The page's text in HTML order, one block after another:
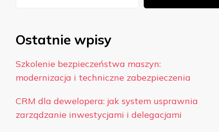
Ostatnie wpisy
Szkolenie bezpieczeństwa maszyn:
modernizacja i techniczne zabezpieczenia
CRM dla dewelopera: jak system usprawnia
zarządzanie inwestycjami i delegacjami